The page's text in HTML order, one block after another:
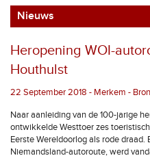
Nieuws
Heropening WOI-
Houthulst
22 September 2018 - Merkem -
Naar aanleiding van de 100-jarige
ontwikkelde Westtoer zes
Eerste Wereldoorlog als rode draad.
Niemandsland-autoroute, werd